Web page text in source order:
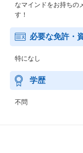
なマインドをお持ちの
す！
必要な免許・
特になし
学歴
不問